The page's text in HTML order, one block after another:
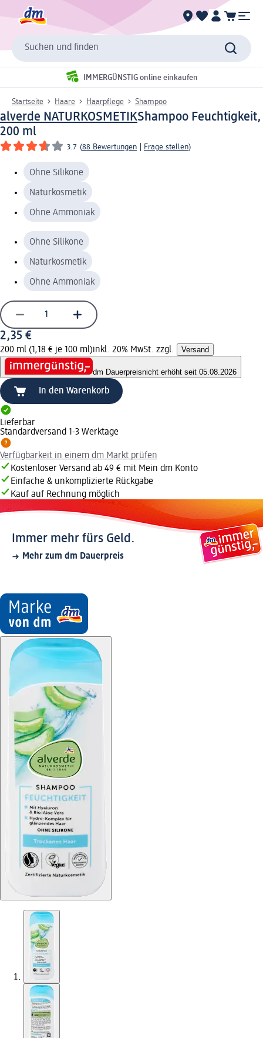
Suchen und finden
IMMERGÜNSTIG online einkaufen
Startseite Haare Haarpflege Shampoo
alverde NATURKOSMETIKShampoo Feuchtigkeit,
200 ml
3.7 (88 Bewertungen Frage stellen)
Ohne Silikone
Naturkosmetik
Ohne Ammoniak
Ohne Silikone
Naturkosmetik
Ohne Ammoniak
2,35 €
200 ml (1,18 € je 100 ml)inkl. 20% MwSt. zzgl. Versand
dm Dauerpreisnicht erhöht seit 05.08.2026
In den Warenkorb
Lieferbar
Standardversand 1-3 Werktage
Verfügbarkeit in einem dm Markt prüfen
Kostenloser Versand ab 49 € mit Mein dm Konto
Einfache & unkomplizierte Rückgabe
Kauf auf Rechnung möglich
Immer mehr fürs Geld.
Mehr zum dm Dauerpreis